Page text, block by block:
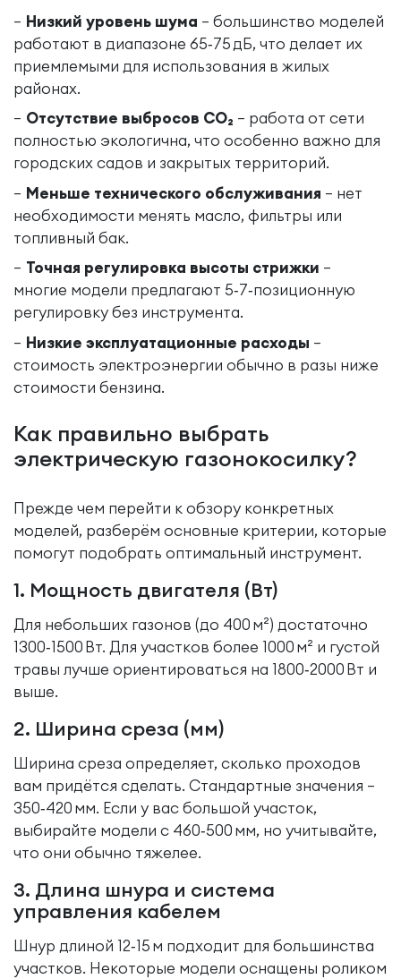
Низкий уровень шума – большинство моделей
работают в диапазоне 65‑75 дБ, что делает их
приемлемыми для использования в жилых
районах.
Отсутствие выбросов CO₂ – работа от сети
полностью экологична, что особенно важно для
городских садов и закрытых территорий.
Меньше технического обслуживания – нет
необходимости менять масло, фильтры или
топливный бак.
Точная регулировка высоты стрижки –
многие модели предлагают 5‑7‑позиционную
регулировку без инструмента.
Низкие эксплуатационные расходы –
стоимость электроэнергии обычно в разы ниже
стоимости бензина.
Как правильно выбрать
электрическую газонокосилку?
Прежде чем перейти к обзору конкретных
моделей, разберём основные критерии, которые
помогут подобрать оптимальный инструмент.
1. Мощность двигателя (Вт)
Для небольших газонов (до 400 м²) достаточно
1300‑1500 Вт. Для участков более 1000 м² и густой
травы лучше ориентироваться на 1800‑2000 Вт и
выше.
2. Ширина среза (мм)
Ширина среза определяет, сколько проходов
вам придётся сделать. Стандартные значения –
350‑420 мм. Если у вас большой участок,
выбирайте модели с 460‑500 мм, но учитывайте,
что они обычно тяжелее.
3. Длина шнура и система
управления кабелем
Шнур длиной 12‑15 м подходит для большинства
участков. Некоторые модели оснащены роликом